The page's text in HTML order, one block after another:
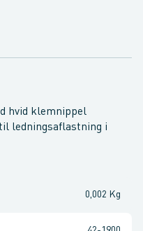
hvid klemnippel
ledningsaflastning i
0,002 Kg